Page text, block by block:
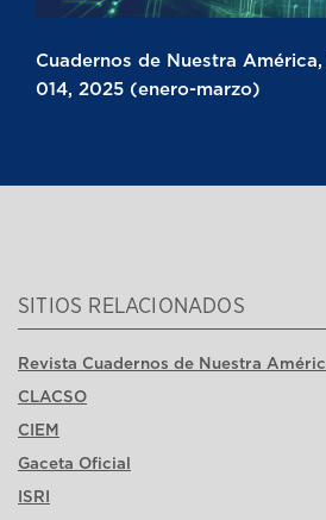
Cuadernos de Nuestra
014, 2025 (enero-marzo)
SITIOS RELACIONADOS
Revista Cuadernos de Nuestra
CLACSO
CIEM
Gaceta Oficial
ISRI